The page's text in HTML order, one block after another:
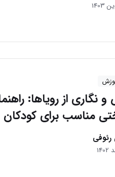
نگاری از رویاها:
مناسب برای کودکان
رئوفی